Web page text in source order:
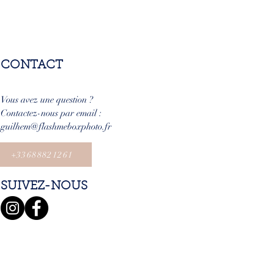
CONTACT
Vous avez une question ?
Contactez-nous par email :
guilhem@flashmeboxphoto.fr
+33688821261
SUIVEZ-NOUS